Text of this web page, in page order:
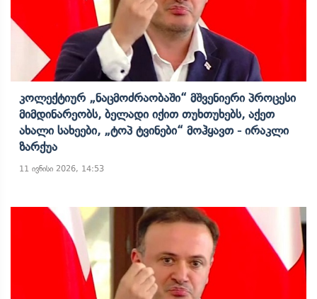
Კოლექტიურ „ნაცმოძრაობაში“ Მშვენიერი Პროცესი
Მიმდინარეობს, Ბელადი Იქით Თუხთუხებს, Აქეთ
Ახალი Სახეები, „ტოპ Ტვინები“ Მოჰყავთ - Ირაკლი
Ზარქუა
11 ივნისი 2026, 14:53